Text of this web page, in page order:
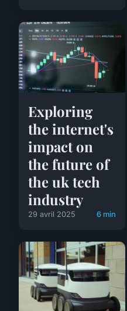
Exploring
the internet's
impact on
the future of
the uk tech
industry
29 avril 2025 6 min